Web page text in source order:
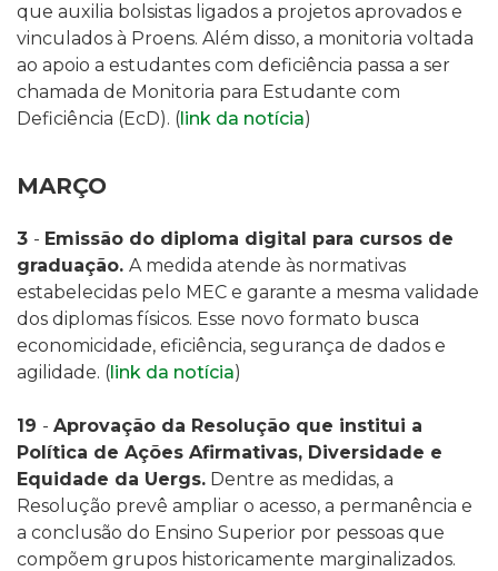
que auxilia bolsistas ligados a projetos aprovados e
vinculados à Proens. Além disso, a monitoria voltada
ao apoio a estudantes com deficiência passa a ser
chamada de Monitoria para Estudante com
Deficiência (EcD). (link da notícia)
MARÇO
3 - Emissão do diploma digital para cursos de
graduação. A medida atende às normativas
estabelecidas pelo MEC e garante a mesma validade
dos diplomas físicos. Esse novo formato busca
economicidade, eficiência, segurança de dados e
agilidade. (link da notícia)
19 - Aprovação da Resolução que institui a
Política de Ações Afirmativas, Diversidade e
Equidade da Uergs. Dentre as medidas, a
Resolução prevê ampliar o acesso, a permanência e
a conclusão do Ensino Superior por pessoas que
compõem grupos historicamente marginalizados.